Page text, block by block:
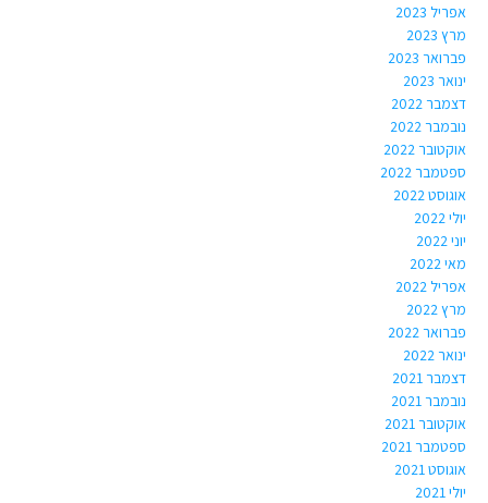
אפריל 2023
מרץ 2023
פברואר 2023
ינואר 2023
דצמבר 2022
נובמבר 2022
אוקטובר 2022
ספטמבר 2022
אוגוסט 2022
יולי 2022
יוני 2022
מאי 2022
אפריל 2022
מרץ 2022
פברואר 2022
ינואר 2022
דצמבר 2021
נובמבר 2021
אוקטובר 2021
ספטמבר 2021
אוגוסט 2021
יולי 2021